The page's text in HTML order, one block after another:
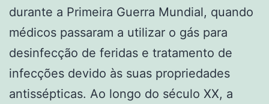
durante a Primeira Guerra Mundial, quando
médicos passaram a utilizar o gás para
desinfecção de feridas e tratamento de
infecções devido às suas propriedades
antissépticas. Ao longo do século XX, a